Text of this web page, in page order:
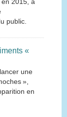
public.
«
une
»,
en